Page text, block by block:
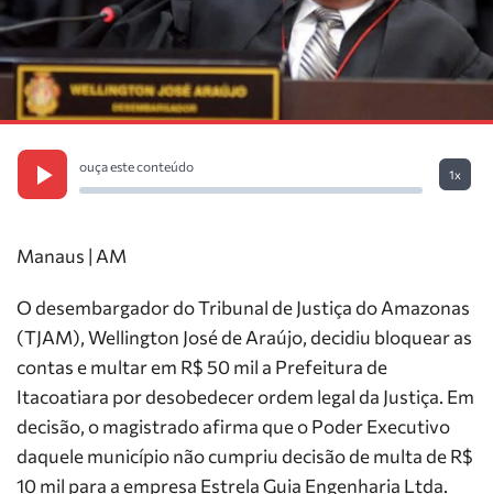
ouça este conteúdo
1x
Manaus | AM
O desembargador do Tribunal de Justiça do Amazonas
(TJAM), Wellington José de Araújo, decidiu bloquear as
contas e multar em R$ 50 mil a Prefeitura de
Itacoatiara por desobedecer ordem legal da Justiça. Em
decisão, o magistrado afirma que o Poder Executivo
daquele município não cumpriu decisão de multa de R$
10 mil para a empresa Estrela Guia Engenharia Ltda.